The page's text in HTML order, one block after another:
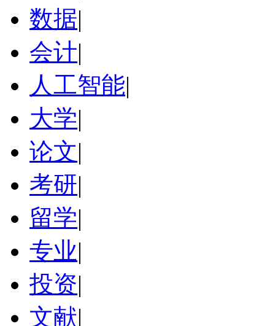
数据|
会计|
人工智能|
大学|
论文|
考研|
留学|
专业|
投资|
文献|